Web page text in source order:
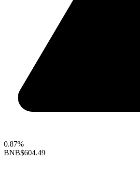
0.87%
BNB$604.49